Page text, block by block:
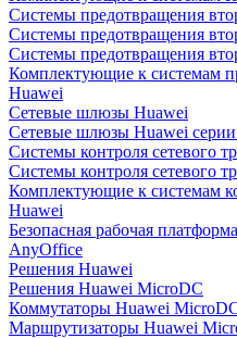
Системы предотвращения
Системы предотвращения
Системы предотвращения
Комплектующие к системам
Huawei
Сетевые шлюзы Huawei
Сетевые шлюзы Huawei
Системы контроля сетевого
Системы контроля сетевого
Комплектующие к системам
Huawei
Безопасная рабочая
AnyOffice
Решения Huawei
Решения Huawei MicroDC
Коммутаторы Huawei
Маршрутизаторы Huawei